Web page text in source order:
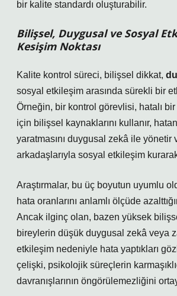
bir kalite standardı oluşturabilir.
Bilişsel, Duygusal ve Sosyal
Kesişim Noktası
Kalite kontrol süreci, bilişsel dikkat,
sosyal etkileşim arasında sürekli bir
Örneğin, bir kontrol görevlisi, hatalı
için bilişsel kaynaklarını kullanır,
yaratmasını duygusal zekâ ile yönetir
arkadaşlarıyla sosyal etkileşim
Araştırmalar, bu üç boyutun uyumlu
hata oranlarını anlamlı ölçüde
Ancak ilginç olan, bazen yüksek
bireylerin düşük duygusal zekâ veya
etkileşim nedeniyle hata yaptıkları
çelişki, psikolojik süreçlerin
davranışlarının öngörülemezliğini